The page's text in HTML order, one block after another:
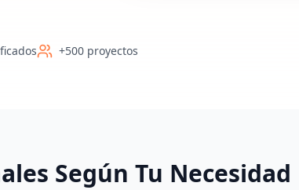
+500 proyectos
Según Tu Necesidad